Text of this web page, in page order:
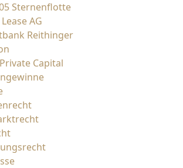
Sternenflotte
AG
Reithinger
Capital